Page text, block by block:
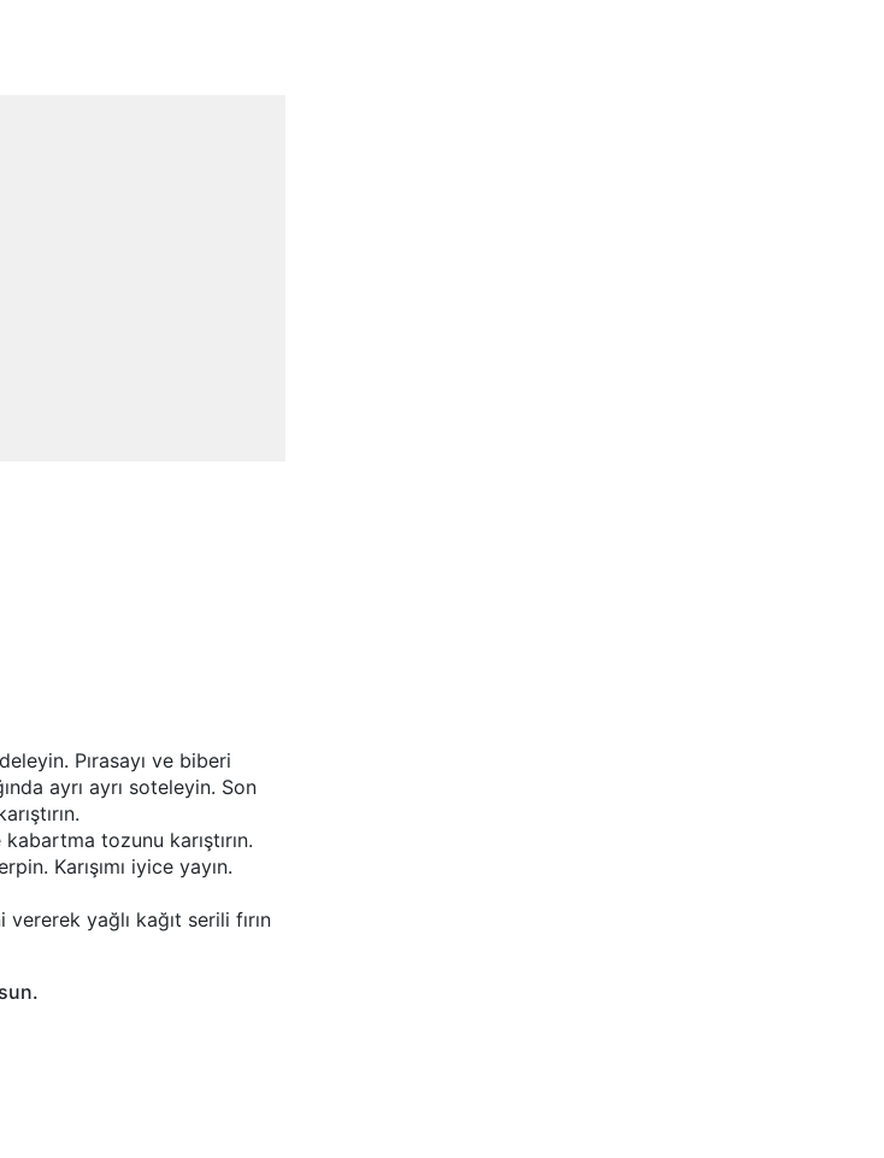
Pırasayı ve biberi
ayrı ayrı soteleyin. Son
kabartma tozunu karıştırın.
Karışımı iyice yayın.
yağlı kağıt serili fırın